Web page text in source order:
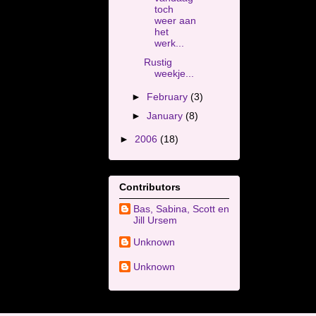
toch
weer aan
het
werk...
Rustig
weekje...
► February (3)
► January (8)
► 2006 (18)
Contributors
Bas, Sabina, Scott en
Jill Ursem
Unknown
Unknown